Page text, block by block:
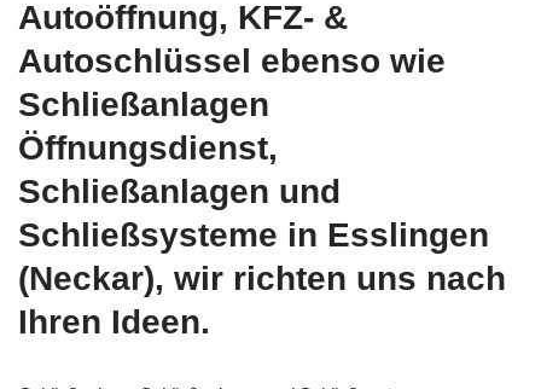
Autoöffnung, KFZ- &
Autoschlüssel ebenso wie
Schließanlagen
Öffnungsdienst,
Schließanlagen und
Schließsysteme in Esslingen
(Neckar), wir richten uns nach
Ihren Ideen.